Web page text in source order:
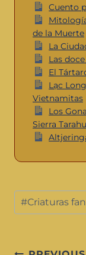
Cuento
de la Muerte
La
Las
El
Lạc
Vietnamitas
Los
Sierra
#Criaturas